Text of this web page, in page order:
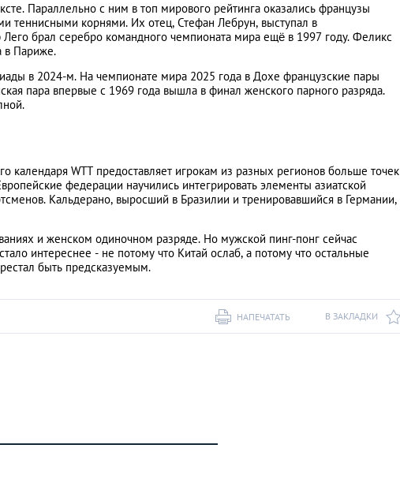
Параллельно с ним в топ мирового рейтинга оказались французы
теннисными корнями. Их отец, Стефан Лебрун, выступал в
брал серебро командного чемпионата мира ещё в 1997 году. Феликс
в Париже.
в 2024-м. На чемпионате мира 2025 года в Дохе французские пары
пара впервые с 1969 года вышла в финал женского парного разряда.
календаря WTT предоставляет игрокам из разных регионов больше точек
федерации научились интегрировать элементы азиатской
Кальдерано, выросший в Бразилии и тренировавшийся в Германии,
и женском одиночном разряде. Но мужской пинг-понг сейчас
интереснее - не потому что Китай ослаб, а потому что остальные
быть предсказуемым.
В ЗАКЛАДКИ
НАПЕЧАТАТЬ